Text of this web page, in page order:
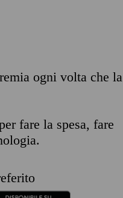
ogni volta che la
fare la spesa, fare